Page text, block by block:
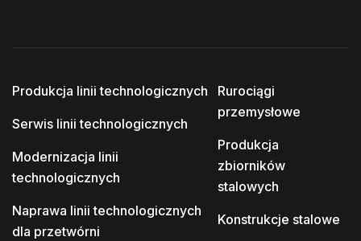
Produkcja linii technologicznych
Serwis linii technologicznych
Modernizacja linii
technologicznych
Naprawa linii technologicznych
dla przetwórni
Rurociągi
przemysłowe
Produkcja
zbiorników
stalowych
Konstrukcje stalowe